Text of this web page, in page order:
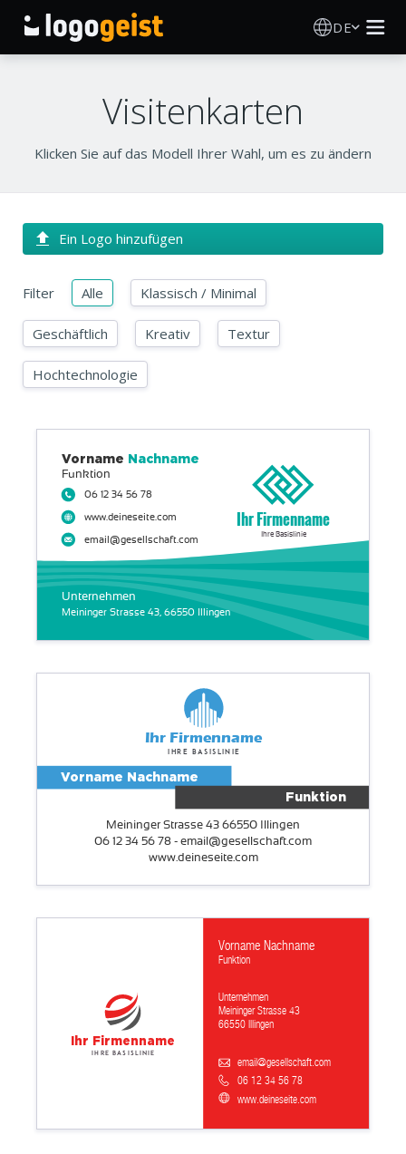
DE
KI Logo Generator
Druckprodukte
Blog
Visitenkarten
Klicken Sie auf das Modell Ihrer Wahl, um es zu ändern
Ein Logo hinzufügen
Filter Alle Klassisch / Minimal
Geschäftlich Kreativ Textur
Hochtechnologie
Meininger Strasse 43, 66550 Illingen
Unternehmen
06 12 34 56 78
www.deineseite.com
email@gesellschaft.com
Funktion
Vorname Nachname
Ihr Firmenname
Ihre Basislinie
www.deineseite.com
Funktion
Meininger Strasse 43 66550 Illingen
06 12 34 56 78 - email@gesellschaft.com
Vorname Nachname
Ihr Firmenname
Ihre Basislinie
06 12 34 56 78
www.deineseite.com
Funktion
Unternehmen
Meininger Strasse 43
66550 Illingen
email@gesellschaft.com
Vorname Nachname
Ihr Firmenname
Ihre Basislinie